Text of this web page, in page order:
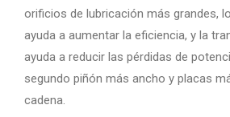
orificios de lubricación más grandes,
ayuda a aumentar la eficiencia, y la
ayuda a reducir las pérdidas de
segundo piñón más ancho y placas
cadena.